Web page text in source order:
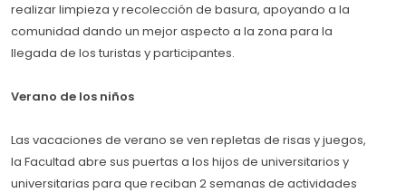
realizar limpieza y recolección de basura, apoyando a la
comunidad dando un mejor aspecto a la zona para la
llegada de los turistas y participantes.
Verano de los niños
Las vacaciones de verano se ven repletas de risas y juegos,
la Facultad abre sus puertas a los hijos de universitarios y
universitarias para que reciban 2 semanas de actividades